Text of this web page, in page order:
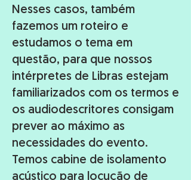
Nesses casos, também
fazemos um roteiro e
estudamos o tema em
questão, para que nossos
intérpretes de Libras estejam
familiarizados com os termos e
os audiodescritores consigam
prever ao máximo as
necessidades do evento.
Temos cabine de isolamento
acústico para locução de